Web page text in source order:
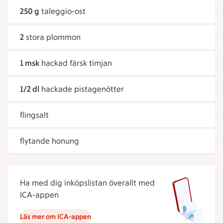
250 g taleggio-ost
2 stora plommon
1 msk hackad färsk timjan
1/2 dl hackade pistagenötter
flingsalt
flytande honung
Ha med dig inköpslistan överallt med
ICA-appen
Läs mer om ICA-appen